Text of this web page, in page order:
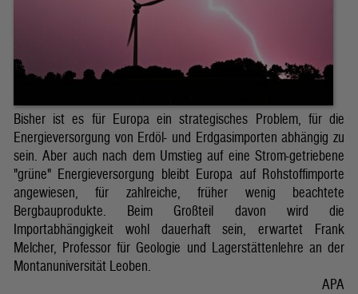
Bisher ist es für Europa ein strategisches Problem, für die
Energieversorgung von Erdöl- und Erdgasimporten abhängig zu
sein. Aber auch nach dem Umstieg auf eine Strom-getriebene
"grüne" Energieversorgung bleibt Europa auf Rohstoffimporte
angewiesen, für zahlreiche, früher wenig beachtete
Bergbauprodukte. Beim Großteil davon wird die
Importabhängigkeit wohl dauerhaft sein, erwartet Frank
Melcher, Professor für Geologie und Lagerstättenlehre an der
Montanuniversität Leoben.
APA